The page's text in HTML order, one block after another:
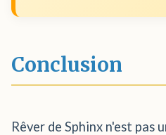
Conclusion
Rêver de Sphinx n'est pas